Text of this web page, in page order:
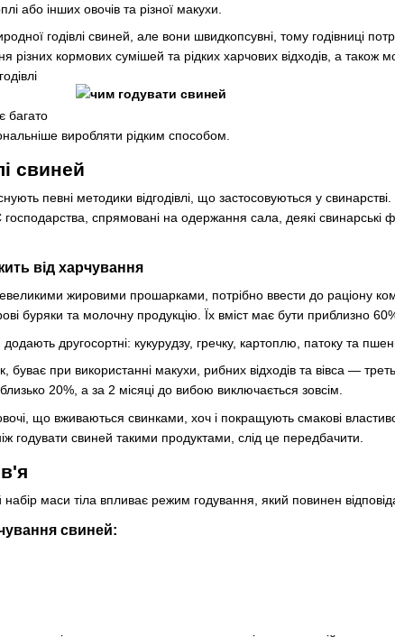
або інших овочів та різної макухи.
годівлі свиней, але вони швидкопсувні, тому годівниці
різних кормових сумішей та рідких харчових відходів, а також
багато
виробляти рідким способом.
свиней
певні методики відгодівлі, що застосовуються у
спрямовані на одержання сала, деякі свинарські
від харчування
жировими прошарками, потрібно ввести до раціону
буряки та молочну продукцію. Їх вміст має бути приблизно
другосортні: кукурудзу, гречку, картоплю, патоку та
буває при використанні макухи, рибних відходів та вівса —
близько 20%, а за 2 місяці до вибою виключається зовсім.
що вживаються свинками, хоч і покращують смакові
годувати свиней такими продуктами, слід це передбачити.
маси тіла впливає режим годування, який повинен
свиней: